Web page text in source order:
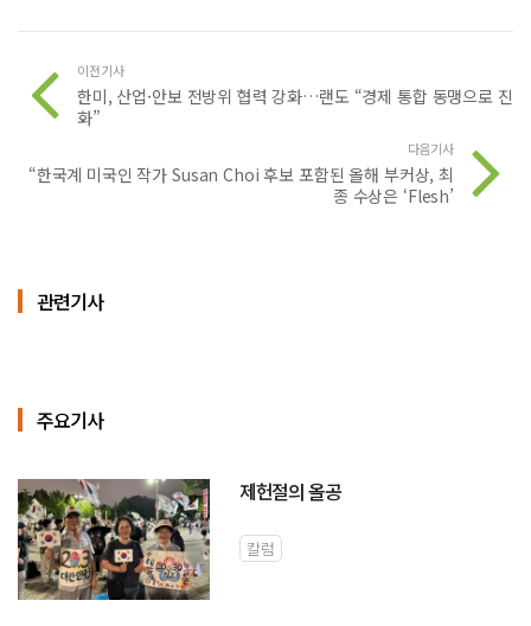
이전기사
한미, 산업·안보 전방위 협력 강화…랜도 “경제 통합 동맹으로 진
화”
다음기사
“한국계 미국인 작가 Susan Choi 후보 포함된 올해 부커상, 최
종 수상은 ‘Flesh’
관련기사
주요기사
제헌절의 올공
칼럼